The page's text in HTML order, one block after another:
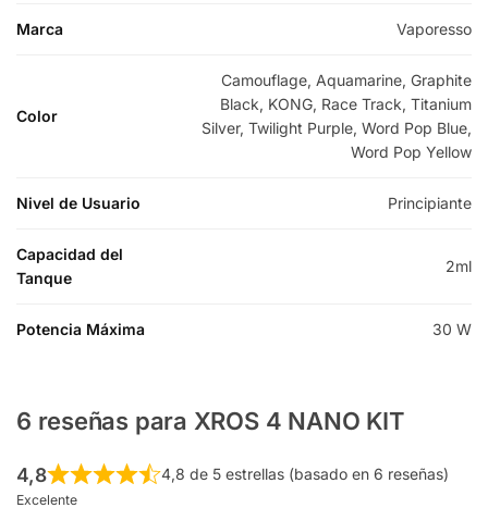
Marca Vaporesso
Color
Camouflage, Aquamarine, Graphite
Black, KONG, Race Track, Titanium
Silver, Twilight Purple, Word Pop Blue,
Word Pop Yellow
Nivel de Usuario Principiante
Capacidad del
Tanque
2ml
Potencia Máxima 30 W
6 reseñas para XROS 4 NANO KIT
4,8 4,8 de 5 estrellas (basado en 6 reseñas)
Excelente